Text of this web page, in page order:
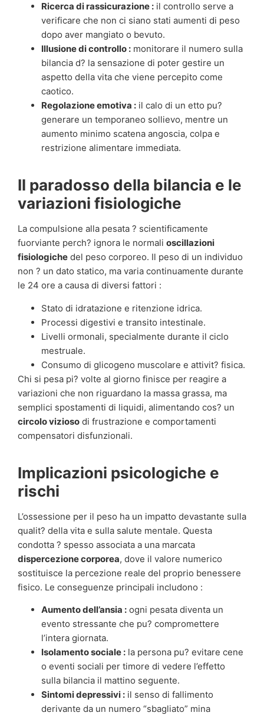
Ricerca di rassicurazione : il controllo serve a
verificare che non ci siano stati aumenti di peso
dopo aver mangiato o bevuto.
Illusione di controllo : monitorare il numero sulla
bilancia d? la sensazione di poter gestire un
aspetto della vita che viene percepito come
caotico.
Regolazione emotiva : il calo di un etto pu?
generare un temporaneo sollievo, mentre un
aumento minimo scatena angoscia, colpa e
restrizione alimentare immediata.
Il paradosso della bilancia e le
variazioni fisiologiche
La compulsione alla pesata ? scientificamente
fuorviante perch? ignora le normali oscillazioni
fisiologiche del peso corporeo. Il peso di un individuo
non ? un dato statico, ma varia continuamente durante
le 24 ore a causa di diversi fattori :
Stato di idratazione e ritenzione idrica.
Processi digestivi e transito intestinale.
Livelli ormonali, specialmente durante il ciclo
mestruale.
Consumo di glicogeno muscolare e attivit? fisica.
Chi si pesa pi? volte al giorno finisce per reagire a
variazioni che non riguardano la massa grassa, ma
semplici spostamenti di liquidi, alimentando cos? un
circolo vizioso di frustrazione e comportamenti
compensatori disfunzionali.
Implicazioni psicologiche e
rischi
L’ossessione per il peso ha un impatto devastante sulla
qualit? della vita e sulla salute mentale. Questa
condotta ? spesso associata a una marcata
dispercezione corporea, dove il valore numerico
sostituisce la percezione reale del proprio benessere
fisico. Le conseguenze principali includono :
Aumento dell’ansia : ogni pesata diventa un
evento stressante che pu? compromettere
l’intera giornata.
Isolamento sociale : la persona pu? evitare cene
o eventi sociali per timore di vedere l’effetto
sulla bilancia il mattino seguente.
Sintomi depressivi : il senso di fallimento
derivante da un numero “sbagliato” mina